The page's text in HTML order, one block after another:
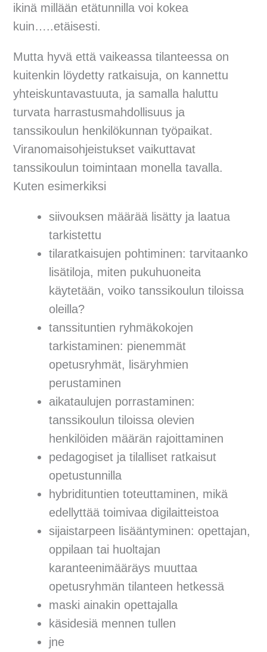
ikinä millään etätunnilla voi kokea
kuin…..etäisesti.
Mutta hyvä että vaikeassa tilanteessa on
kuitenkin löydetty ratkaisuja, on kannettu
yhteiskuntavastuuta, ja samalla haluttu
turvata harrastusmahdollisuus ja
tanssikoulun henkilökunnan työpaikat.
Viranomaisohjeistukset vaikuttavat
tanssikoulun toimintaan monella tavalla.
Kuten esimerkiksi
siivouksen määrää lisätty ja laatua
tarkistettu
tilaratkaisujen pohtiminen: tarvitaanko
lisätiloja, miten pukuhuoneita
käytetään, voiko tanssikoulun tiloissa
oleilla?
tanssituntien ryhmäkokojen
tarkistaminen: pienemmät
opetusryhmät, lisäryhmien
perustaminen
aikataulujen porrastaminen:
tanssikoulun tiloissa olevien
henkilöiden määrän rajoittaminen
pedagogiset ja tilalliset ratkaisut
opetustunnilla
hybridituntien toteuttaminen, mikä
edellyttää toimivaa digilaitteistoa
sijaistarpeen lisääntyminen: opettajan,
oppilaan tai huoltajan
karanteenimääräys muuttaa
opetusryhmän tilanteen hetkessä
maski ainakin opettajalla
käsidesiä mennen tullen
jne